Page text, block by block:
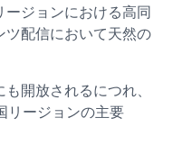
ージョンにおける高同
ツ配信において天然の
開放されるにつれ、
リージョンの主要